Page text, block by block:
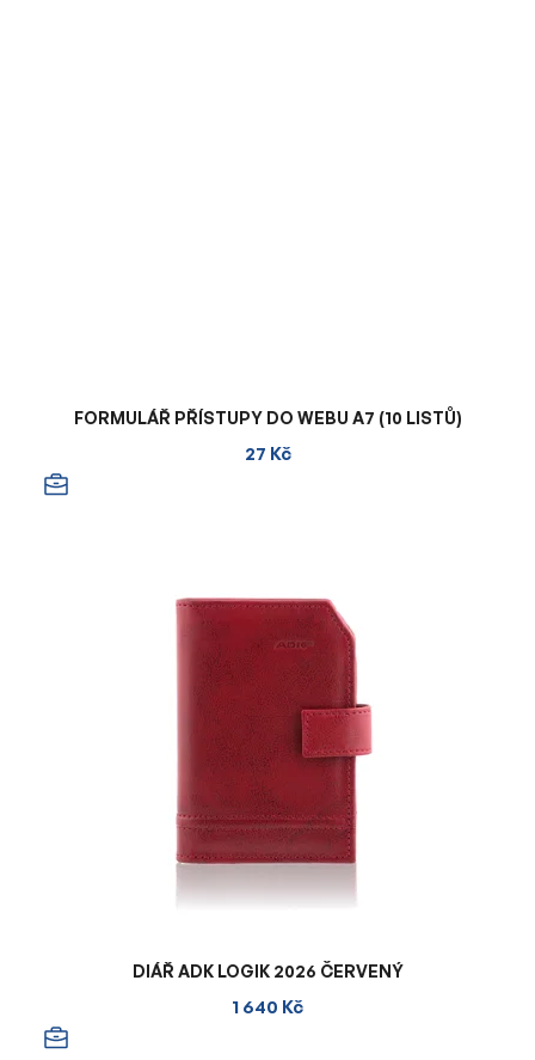
FORMULÁŘ PŘÍSTUPY DO WEBU A7 (10 LISTŮ)
27 Kč
DIÁŘ ADK LOGIK 2026 ČERVENÝ
1 640 Kč